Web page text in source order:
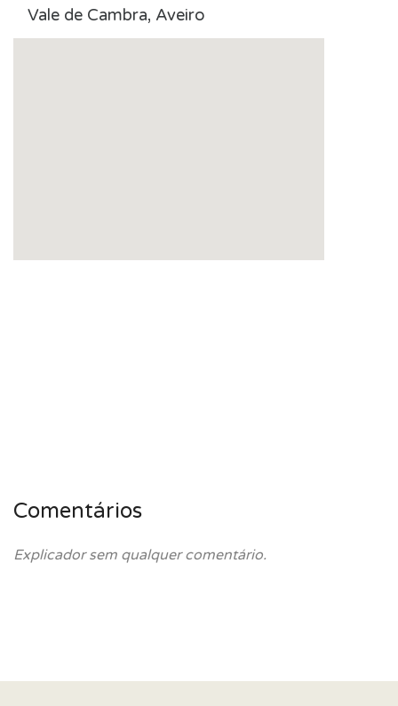
Vale de Cambra, Aveiro
Comentários
Explicador sem qualquer comentário.